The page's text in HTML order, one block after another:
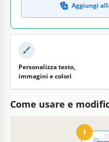
Aggiungi
Personalizza testo,
immagini e colori
Come usare e
1